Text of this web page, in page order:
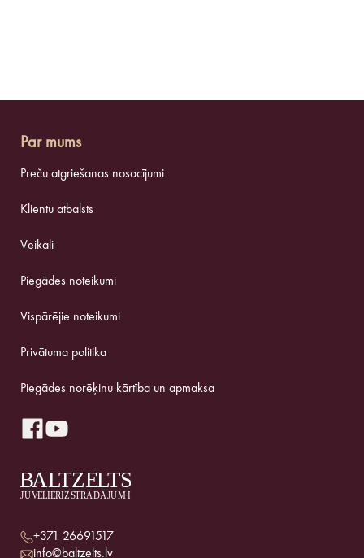
Par mums
Preču atgriešanas nosacījumi
Klientu atbalsts
Veikali
Piegādes noteikumi
Vispārējie noteikumi
Privātuma politika
Piegādes norēķinu kārtība un apmaksa
+371 26691517
info@baltzelts.lv